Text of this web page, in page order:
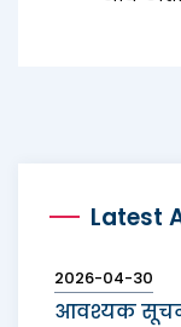
Latest
2026-04-30
आवश्यक